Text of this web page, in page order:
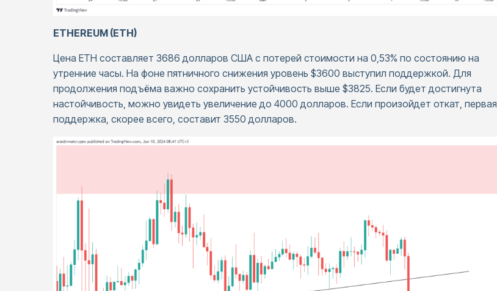
ETHEREUM (ETH)
Цена ETH составляет 3686 долларов США с потерей стоимости на 0,53% по состоянию на
утренние часы. На фоне пятничного снижения уровень $3600 выступил поддержкой. Для
продолжения подъёма важно сохранить устойчивость выше $3825. Если будет достигнута
настойчивость, можно увидеть увеличение до 4000 долларов. Если произойдет откат, первая
поддержка, скорее всего, составит 3550 долларов.